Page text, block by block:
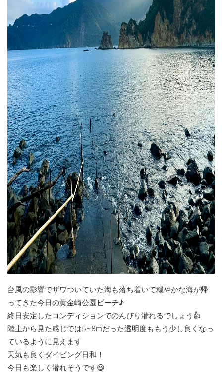
台風の影響でザワついていた海も落ち着いて穏やかな海が帰
ってきた今日の黄金崎公園ビーチ♪
終日安定したコンディションでのんびり潜れるでしょう👍
陸上から見た感じでは5~8mだった透明度ももう少し良くなっ
ているように見えます
天気も良くダイビング日和！
今日も楽しく潜れそうです😃